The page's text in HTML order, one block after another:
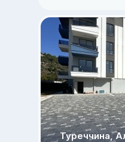
Туреччина,